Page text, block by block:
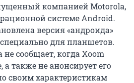
компанией Motorola,
системе Android.
версия «андроида»
для планшетов.
сообщает, когда Xoom
а также не анонсирует его
своим характеристикам